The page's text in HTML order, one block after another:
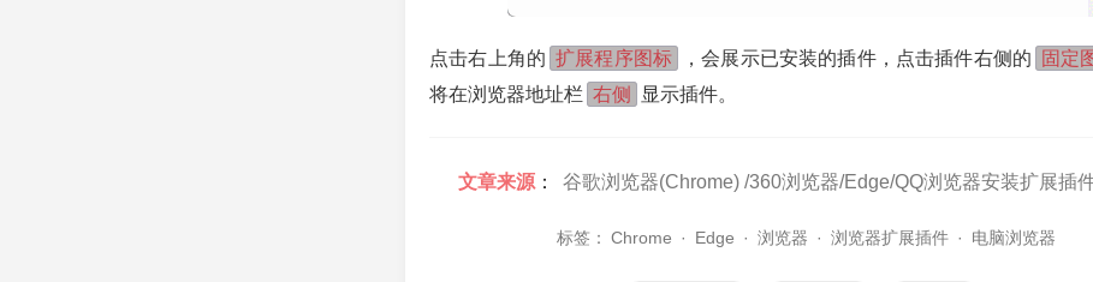
点击右上角的 扩展程序图标 ，会展示已安装的插件，点击插件右侧的 固定
将在浏览器地址栏 右侧 显示插件。
文章来源 ： 谷歌浏览器(Chrome) /360浏览器/Edge/QQ浏览器安装扩展插
标签： Chrome · Edge · 浏览器 · 浏览器扩展插件 · 电脑浏览器